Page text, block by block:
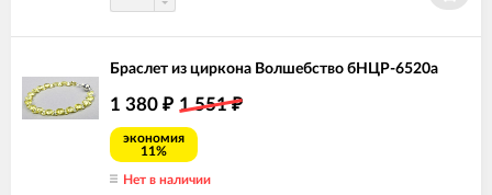
Браслет из циркона Волшебство бНЦР-6520а
1 380 ₽ 1 551₽
экономия
11%
Нет в наличии